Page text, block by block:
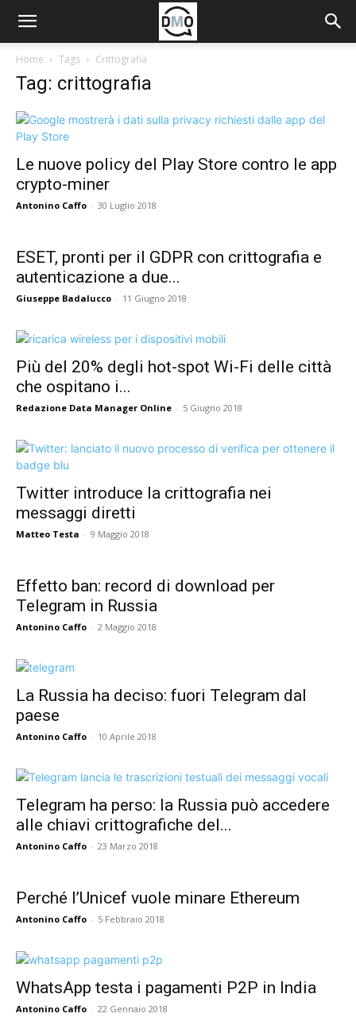
Home Tags Crittografia
Tag: crittografia
Le nuove policy del Play Store contro le app
crypto-miner
Antonino Caffo - 30 Luglio 2018
ESET, pronti per il GDPR con crittografia e
autenticazione a due...
Giuseppe Badalucco - 11 Giugno 2018
Più del 20% degli hot-spot Wi-Fi delle città
che ospitano i...
Redazione Data Manager Online - 5 Giugno 2018
Twitter introduce la crittografia nei
messaggi diretti
Matteo Testa - 9 Maggio 2018
Effetto ban: record di download per
Telegram in Russia
Antonino Caffo - 2 Maggio 2018
La Russia ha deciso: fuori Telegram dal
paese
Antonino Caffo - 10 Aprile 2018
Telegram ha perso: la Russia può accedere
alle chiavi crittografiche del...
Antonino Caffo - 23 Marzo 2018
Perché l’Unicef vuole minare Ethereum
Antonino Caffo - 5 Febbraio 2018
WhatsApp testa i pagamenti P2P in India
Antonino Caffo - 22 Gennaio 2018